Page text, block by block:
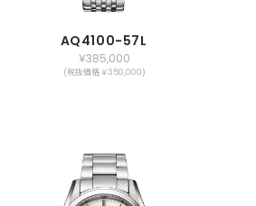
AQ4100-57L
￥385,000
(税抜価格 ￥350,000)